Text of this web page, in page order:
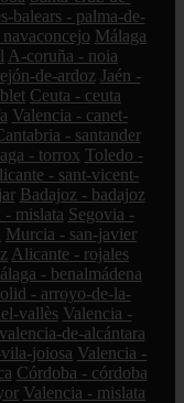
balears - palma-de-
navaconcejo Málaga
A-coruña - noia
de-ardoz Jaén -
Ceuta - ceuta
Valencia - canet-
- santander
- torrox Toledo -
- sant-vicent-
Badajoz - badajoz
- mislata Segovia -
Murcia - san-javier
Alicante - rojales
- benalmádena
- arroyo-de-la-
vallès Valencia -
de-alcántara
joiosa Valencia -
Córdoba - córdoba
Valencia - mislata